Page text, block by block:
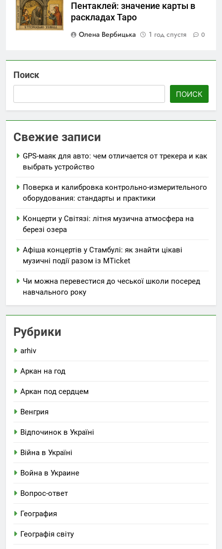
Пентаклей: значение карты в
раскладах Таро
Олена Вербицька
1 год спустя 0
Поиск
ПОИСК
Свежие записи
GPS-маяк для авто: чем отличается от трекера и как
выбрать устройство
Поверка и калибровка контрольно-измерительного
оборудования: стандарты и практики
Концерти у Світязі: літня музична атмосфера на
березі озера
Афіша концертів у Стамбулі: як знайти цікаві
музичні події разом із MTicket
Чи можна перевестися до чеської школи посеред
навчального року
Рубрики
arhiv
Аркан на год
Аркан под сердцем
Венгрия
Відпочинок в Україні
Війна в Україні
Война в Украине
Вопрос-ответ
География
Географія світу